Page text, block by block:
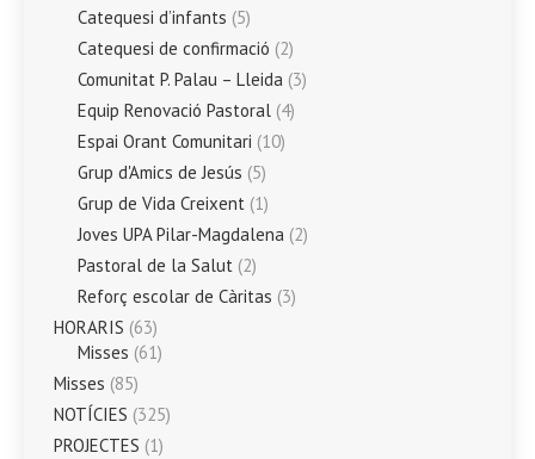
Catequesi d’infants (5)
Catequesi de confirmació (2)
Comunitat P. Palau – Lleida (3)
Equip Renovació Pastoral (4)
Espai Orant Comunitari (10)
Grup d'Amics de Jesús (5)
Grup de Vida Creixent (1)
Joves UPA Pilar-Magdalena (2)
Pastoral de la Salut (2)
Reforç escolar de Càritas (3)
HORARIS (63)
Misses (61)
Misses (85)
NOTÍCIES (325)
PROJECTES (1)